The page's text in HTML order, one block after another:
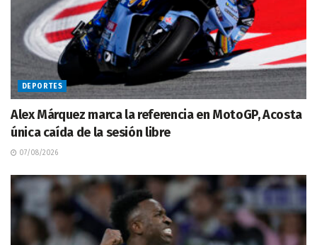
DEPORTES
Alex Márquez marca la referencia en MotoGP, Acosta
única caída de la sesión libre
07/08/2026